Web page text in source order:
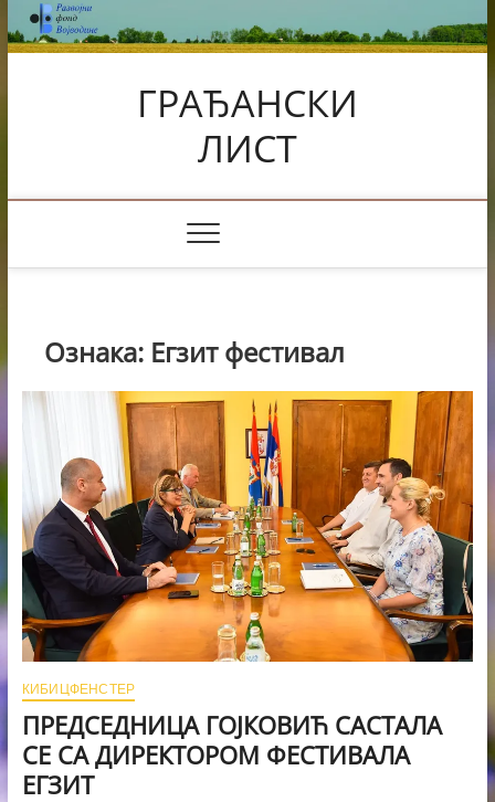
Skip
to
content
ГРАЂАНСКИ
ЛИСТ
Ознака: Егзит фестивал
КИБИЦФЕНСТЕР
ПРЕДСЕДНИЦА ГОЈКОВИЋ САСТАЛА
СЕ СА ДИРЕКТОРОМ ФЕСТИВАЛА
ЕГЗИТ